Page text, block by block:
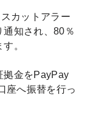
カットアラー
通知され、80％
。
拠金をPayPay
座へ振替を行っ